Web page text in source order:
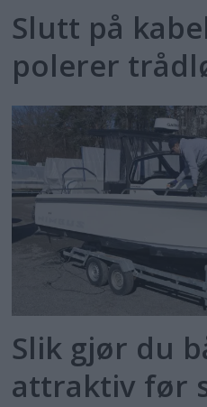
Slutt på
polerer
Slik gjør du
attraktiv før